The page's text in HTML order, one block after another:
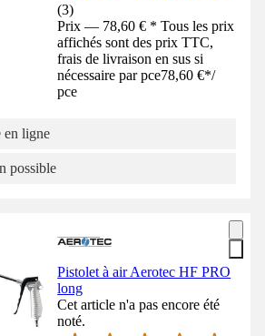
(3)
Prix — 78,60 € * Tous les prix
affichés sont des prix TTC,
frais de livraison en sus si
nécessaire par pce78,60 €*/
pce
en ligne
possible
Pistolet à air Aerotec HF PRO
long
Cet article n'a pas encore été
noté.